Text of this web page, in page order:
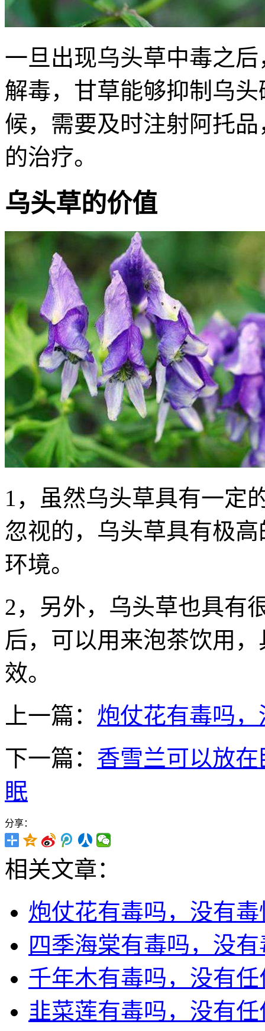
一旦出现乌头草中毒之
解毒，甘草能够抑制乌
候，需要及时注射阿托
的治疗。
乌头草的价值
1，虽然乌头草具有一定
忽视的，乌头草具有极
环境。
2，另外，乌头草也具有
后，可以用来泡茶饮用
效。
上一篇： 炮仗花有毒吗
下一篇： 香雪兰可以放
眠
分享：
相关文章：
炮仗花有毒吗，没有
四季海棠有毒吗，没
千年木有毒吗，没有
韭菜莲有毒吗，没有